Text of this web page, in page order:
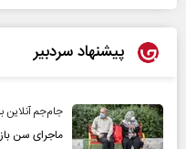
پیشنهاد سردبیر
جام‌جم آنلاین
ماجرای سن بازنشستگی